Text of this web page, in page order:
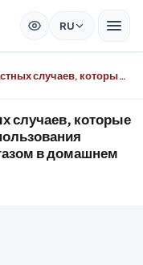
RU
Страхование от несчастных случаев, которые могут произойти из-за использования баллонов со сжиженным газом в домашнем хозяйстве
случаев, которые
в домашнем